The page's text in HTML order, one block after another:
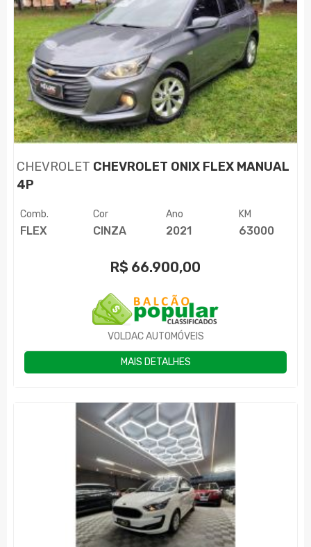
CHEVROLET CHEVROLET ONIX FLEX MANUAL
4P
Comb.
FLEX
Cor
CINZA
Ano
2021
KM
63000
R$ 66.900,00
VOLDAC AUTOMÓVEIS
MAIS DETALHES